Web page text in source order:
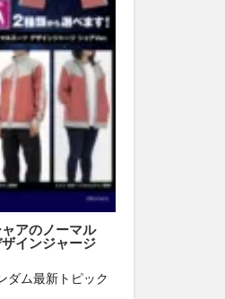
ャアのノーマル
インジャージ
ダム最新トピック